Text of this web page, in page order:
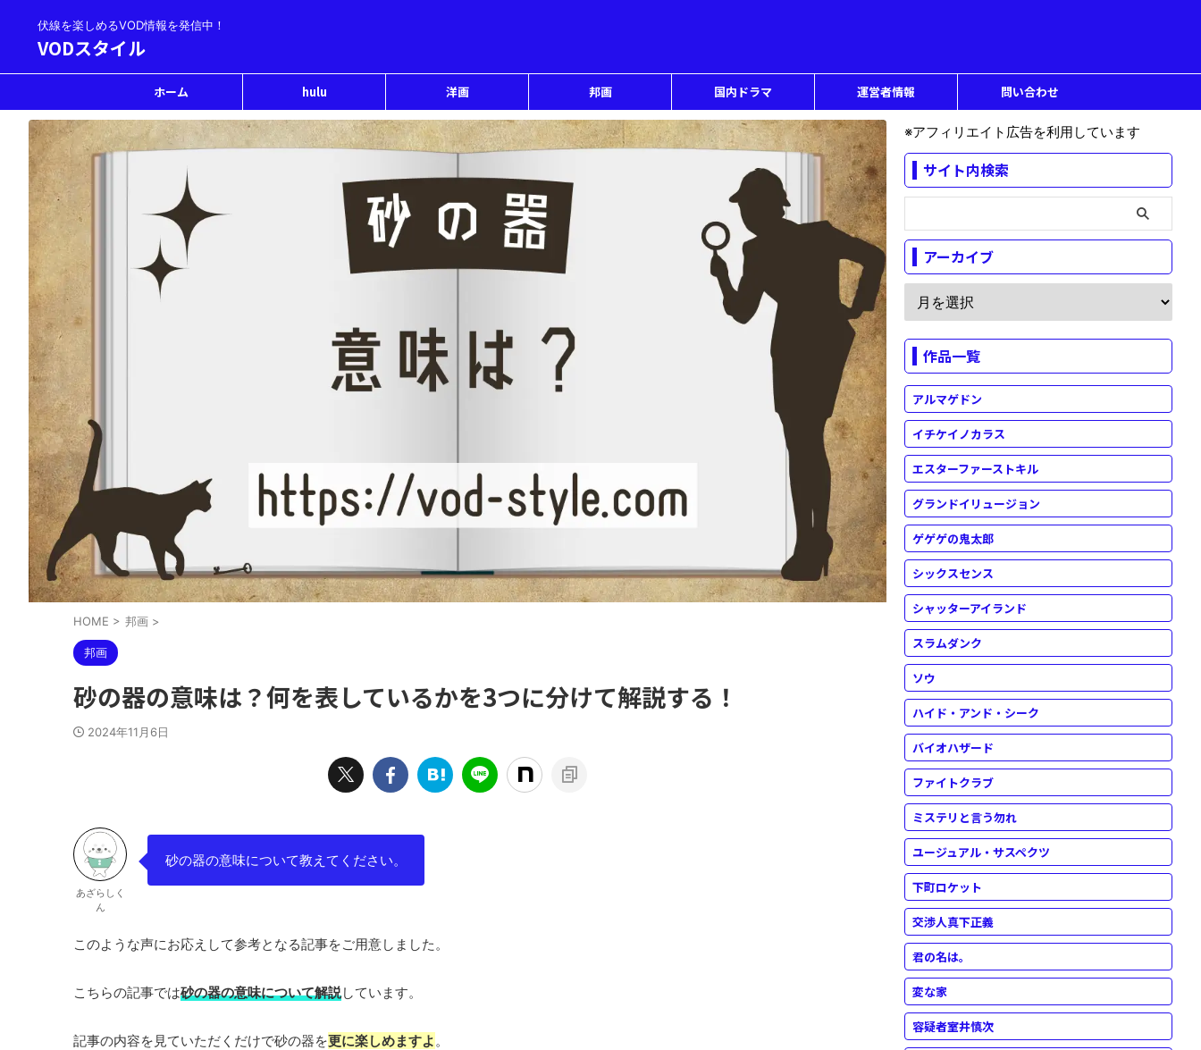
伏線を楽しめるVOD情報を発信中！
VODスタイル
ホーム hulu 洋画 邦画 国内ドラマ 運営者情報 問い合わせ
HOME > 邦画 >
邦画
砂の器の意味は？何を表しているかを3つに分けて解説する！
2024年11月6日
あざらしく
ん
砂の器の意味について教えてください。
このような声にお応えして参考となる記事をご用意しました。
こちらの記事では砂の器の意味について解説しています。
記事の内容を見ていただくだけで砂の器を更に楽しめますよ 。
※アフィリエイト広告を利用しています
サイト内検索
アーカイブ
作品一覧
アルマゲドン
イチケイノカラス
エスターファーストキル
グランドイリュージョン
ゲゲゲの鬼太郎
シックスセンス
シャッターアイランド
スラムダンク
ソウ
ハイド・アンド・シーク
バイオハザード
ファイトクラブ
ミステリと言う勿れ
ユージュアル・サスペクツ
下町ロケット
交渉人真下正義
君の名は。
変な家
容疑者室井慎次